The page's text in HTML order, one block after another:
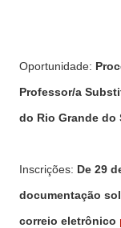
Oportunidade:
Professor/a
do Rio Grande do
Inscrições: De 29
documentação
correio eletrônico